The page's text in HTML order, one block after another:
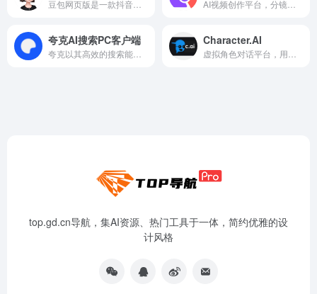
夸克AI搜索PC客户端 Character.AI
top.gd.cn导航，集AI资源、热门工具于一体，简约优雅的设
计风格